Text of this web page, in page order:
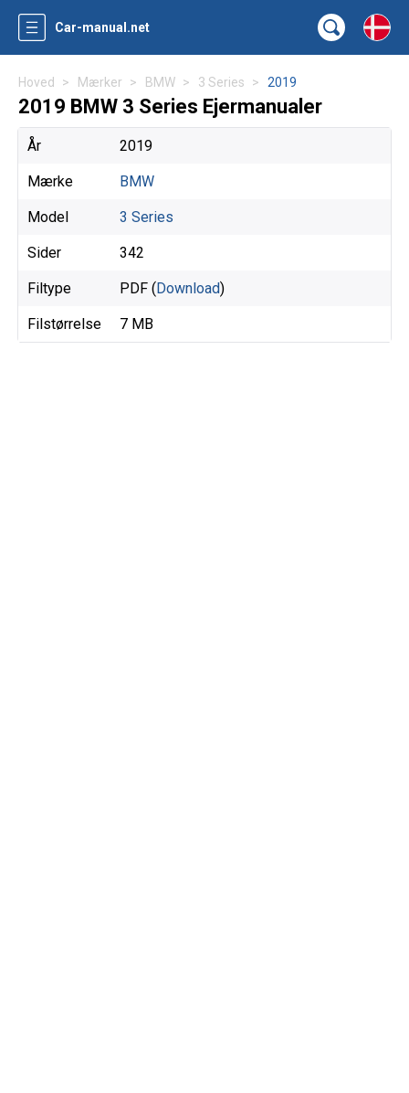
Car-manual.net
Hoved Mærker BMW 3 Series 2019
2019 BMW 3 Series Ejermanualer
År 2019
Mærke BMW
Model 3 Series
Sider 342
Filtype PDF (Download)
Filstørrelse 7 MB